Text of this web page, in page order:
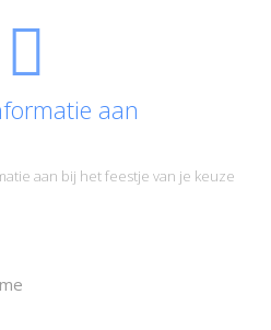
aan
aan bij het feestje van je keuze